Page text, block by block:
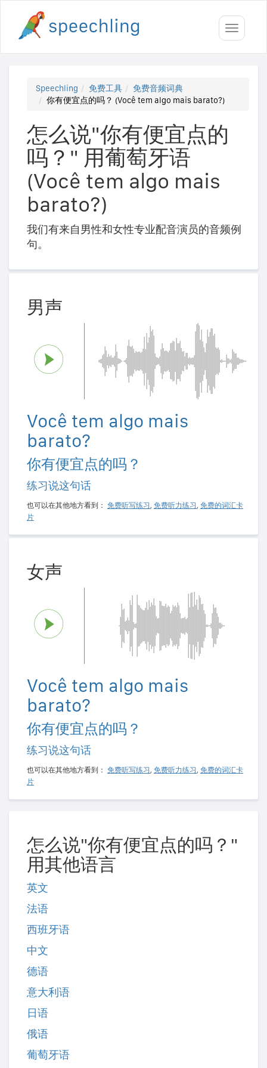
Toggle
Speechling 免费工具
免费音频词典
你有便宜点的吗？ (Você tem algo mais barato?)
怎么说"你有便宜点的
吗？" 用葡萄牙语
(Você tem algo mais
barato?)
我们有来自男性和女性专业配音演员的音频例
句。
男声
Você tem algo mais
barato?
你有便宜点的吗？
练习说这句话
也可以在其他地方看到： 免费听写练习, 免费听力练习, 免费的词汇卡
片
女声
Você tem algo mais
barato?
你有便宜点的吗？
练习说这句话
也可以在其他地方看到： 免费听写练习 , 免费听力练习 , 免费的词汇卡
片
怎么说"你有便宜点的吗？"
用其他语言
英文
法语
西班牙语
中文
德语
意大利语
日语
俄语
葡萄牙语